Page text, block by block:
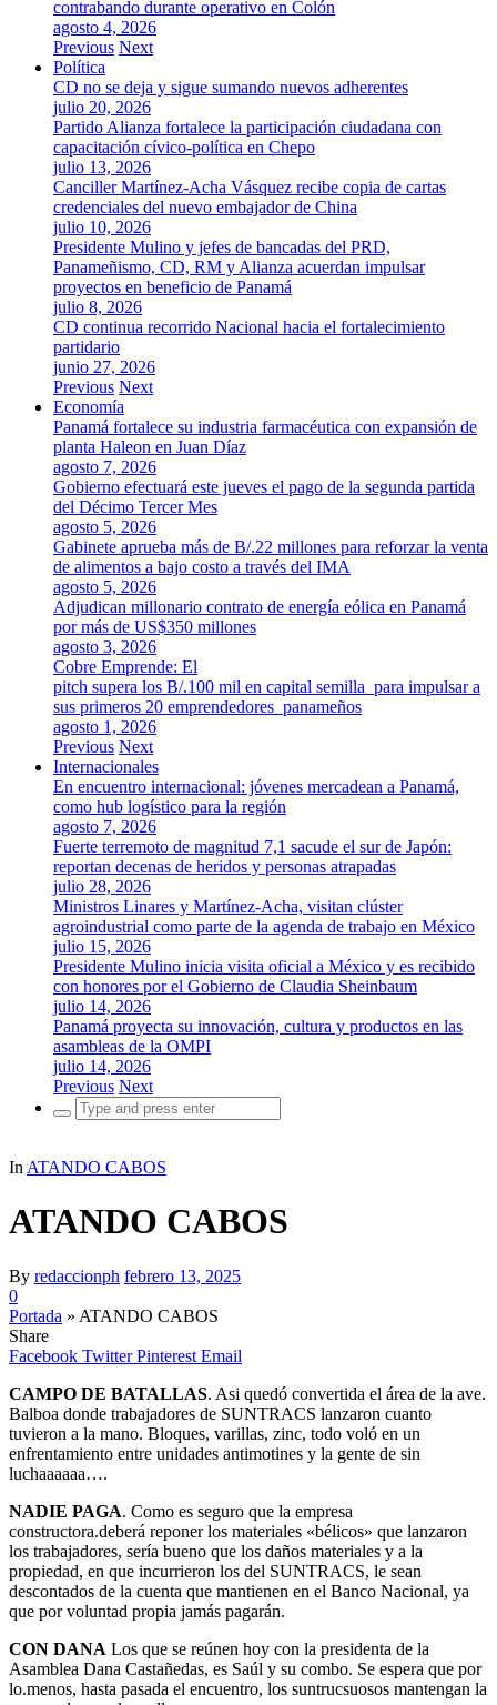
contrabando durante operativo en Colón
agosto 4, 2026
Previous Next
Política
CD no se deja y sigue sumando nuevos adherentes
julio 20, 2026
Partido Alianza fortalece la participación ciudadana con
capacitación cívico-política en Chepo
julio 13, 2026
Canciller Martínez-Acha Vásquez recibe copia de cartas
credenciales del nuevo embajador de China
julio 10, 2026
Presidente Mulino y jefes de bancadas del PRD,
Panameñismo, CD, RM y Alianza acuerdan impulsar
proyectos en beneficio de Panamá
julio 8, 2026
CD continua recorrido Nacional hacia el fortalecimiento
partidario
junio 27, 2026
Previous Next
Economía
Panamá fortalece su industria farmacéutica con expansión de
planta Haleon en Juan Díaz
agosto 7, 2026
Gobierno efectuará este jueves el pago de la segunda partida
del Décimo Tercer Mes
agosto 5, 2026
Gabinete aprueba más de B/.22 millones para reforzar la venta
de alimentos a bajo costo a través del IMA
agosto 5, 2026
Adjudican millonario contrato de energía eólica en Panamá
por más de US$350 millones
agosto 3, 2026
Cobre Emprende: El
pitch supera los B/.100 mil en capital semilla para impulsar a
sus primeros 20 emprendedores panameños
agosto 1, 2026
Previous Next
Internacionales
En encuentro internacional: jóvenes mercadean a Panamá,
como hub logístico para la región
agosto 7, 2026
Fuerte terremoto de magnitud 7,1 sacude el sur de Japón:
reportan decenas de heridos y personas atrapadas
julio 28, 2026
Ministros Linares y Martínez-Acha, visitan clúster
agroindustrial como parte de la agenda de trabajo en México
julio 15, 2026
Presidente Mulino inicia visita oficial a México y es recibido
con honores por el Gobierno de Claudia Sheinbaum
julio 14, 2026
Panamá proyecta su innovación, cultura y productos en las
asambleas de la OMPI
julio 14, 2026
Previous Next
Search
for:
In ATANDO CABOS
ATANDO CABOS
By redaccionph febrero 13, 2025
0
Portada » ATANDO CABOS
Share
Facebook Twitter Pinterest Email
CAMPO DE BATALLAS. Asi quedó convertida el área de la ave.
Balboa donde trabajadores de SUNTRACS lanzaron cuanto
tuvieron a la mano. Bloques, varillas, zinc, todo voló en un
enfrentamiento entre unidades antimotines y la gente de sin
luchaaaaaa….
NADIE PAGA. Como es seguro que la empresa
constructora.deberá reponer los materiales «bélicos» que lanzaron
los trabajadores, sería bueno que los daños materiales y a la
propiedad, en que incurrieron los del SUNTRACS, le sean
descontados de la cuenta que mantienen en el Banco Nacional, ya
que por voluntad propia jamás pagarán.
CON DANA Los que se reúnen hoy con la presidenta de la
Asamblea Dana Castañedas, es Saúl y su combo. Se espera que por
lo.menos, hasta pasada el encuentro, los suntrucsuosos mantengan la